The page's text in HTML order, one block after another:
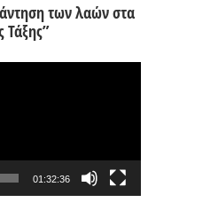
των λαών στα
Τάξης”
01:32:36